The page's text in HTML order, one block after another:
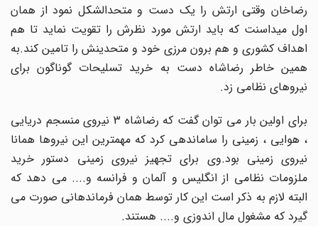
رضاخان وقتی ارتش را یک دست و متحدالشکل نمود از همان
اول میداسنت که باید ارتش مورد نظرش را تقویت نماید تا هم
اهداف کشوری و هم برون مرزی خود و متحدینش را تامین کند.به
همین خاطر رضاشاه دست به خرید تسلیحات گوناگون برای
نیروهای نظامی زد.
برای اولین بار می توان گفت که رضاشاه 3 نیروی منسجم دریایی
، هوایی ، زمینی را ساماندهی کرد که مهمترین این نیروها همانا
نیروی زمینی بود.وی برای تجهیز نیروی زمینی دستور خرید
ملزومات نظامی از انگلیس و آلمان و فرانسه و.... می دهد که
البته لازم به ذکر است این کار توسط همان فرماندهانی صورت می
گیرد که مشغول مال اندوزی و.... هستند.